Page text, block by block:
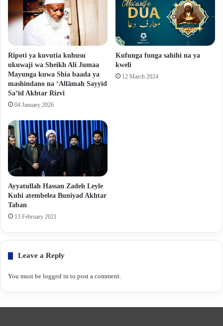
Ripoti ya kuvutia kuhusu
ukuwaji wa Sheikh Ali Jumaa
Mayunga kuwa Shia baada ya
mashindano na ‘Allāmah Sayyid
Sa‘īd Akhtar Rizvi
04 January 2026
Kufunga funga sahihi na ya
kweli
12 March 2024
Ayyatullah Hassan Zadeh Leyle
Kuhi atembelea Buniyad Akhtar
Taban
13 February 2021
Leave a Reply
You must be logged in to post a comment.